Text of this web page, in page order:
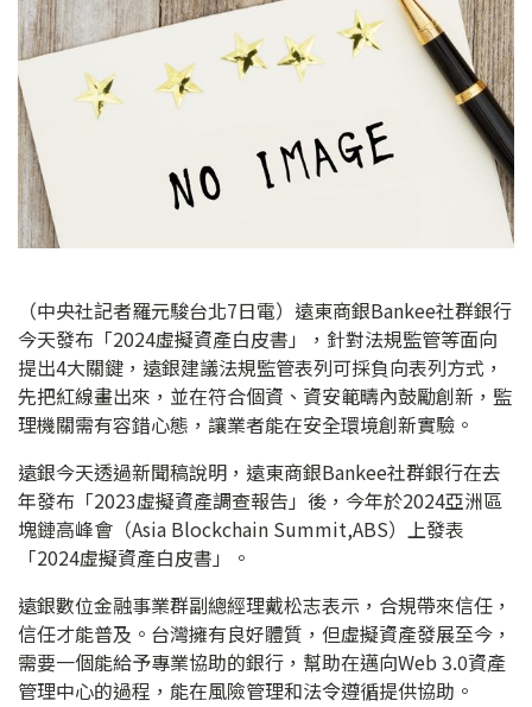
（中央社記者羅元駿台北7日電）遠東商銀Bankee社群銀行
今天發布「2024虛擬資產白皮書」，針對法規監管等面向
提出4大關鍵，遠銀建議法規監管表列可採負向表列方式，
先把紅線畫出來，並在符合個資、資安範疇內鼓勵創新，監
理機關需有容錯心態，讓業者能在安全環境創新實驗。
遠銀今天透過新聞稿說明，遠東商銀Bankee社群銀行在去
年發布「2023虛擬資產調查報告」後，今年於2024亞洲區
塊鏈高峰會（Asia Blockchain Summit,ABS）上發表
「2024虛擬資產白皮書」。
遠銀數位金融事業群副總經理戴松志表示，合規帶來信任，
信任才能普及。台灣擁有良好體質，但虛擬資產發展至今，
需要一個能給予專業協助的銀行，幫助在邁向Web 3.0資產
管理中心的過程，能在風險管理和法令遵循提供協助。